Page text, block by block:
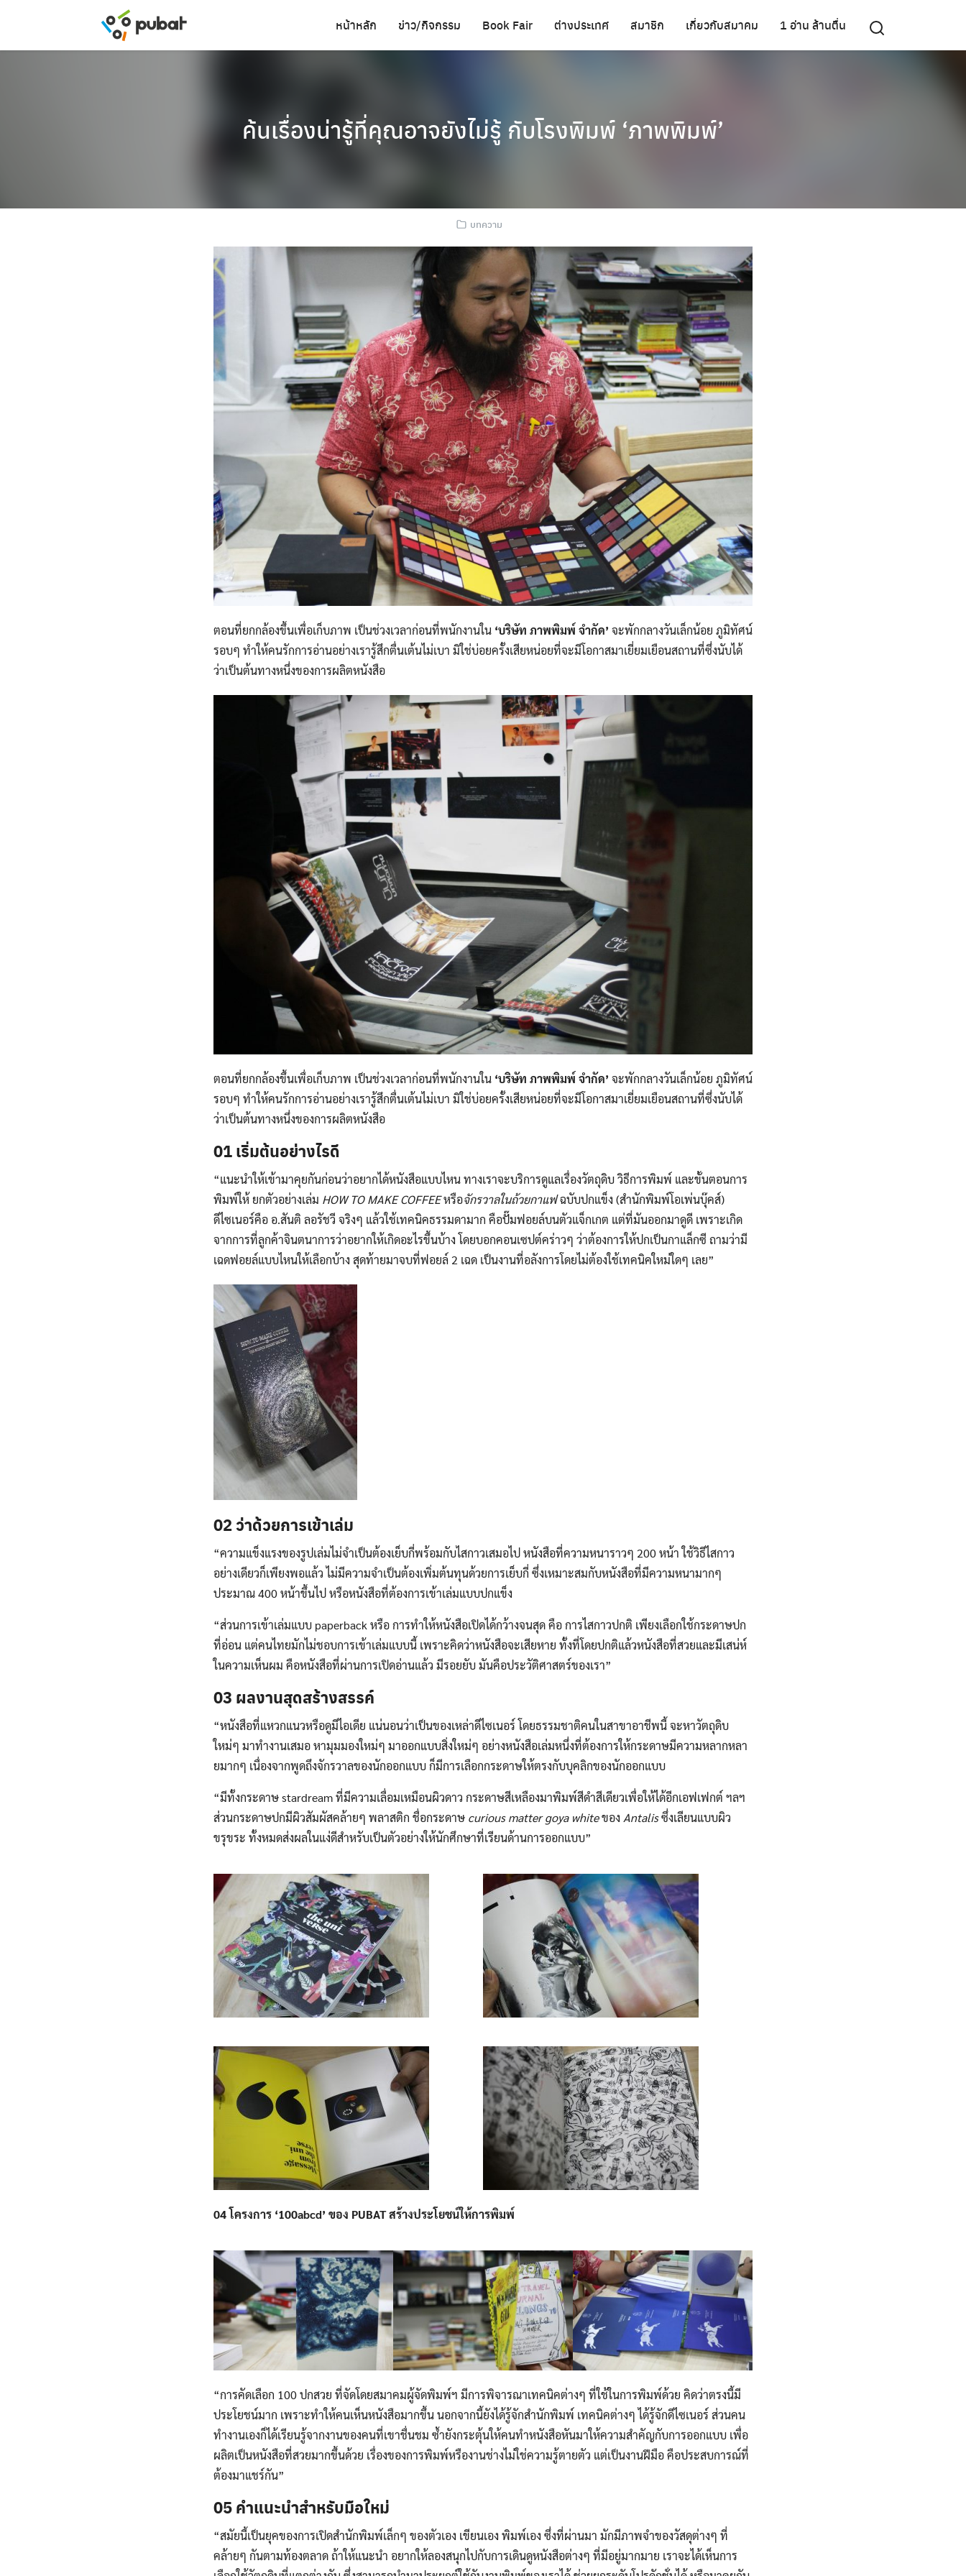
หน้าหลัก ข่าว/กิจกรรม Book Fair ต่างประเทศ สมาชิก เกี่ยวกับสมาคม 1 อ่าน ล้านตื่น
ค้นเรื่องน่ารู้ที่คุณอาจยังไม่รู้ กับโรงพิมพ์ ‘ภาพพิมพ์’
บทความ
ตอนที่ยกกล้องขึ้นเพื่อเก็บภาพ เป็นช่วงเวลาก่อนที่พนักงานใน ‘บริษัท ภาพพิมพ์ จำกัด’ จะพักกลางวันเล็กน้อย ภูมิทัศน์
รอบๆ ทำให้คนรักการอ่านอย่างเรารู้สึกตื่นเต้นไม่เบา มิใช่บ่อยครั้งเสียหน่อยที่จะมีโอกาสมาเยี่ยมเยือนสถานที่ซึ่งนับได้
ว่าเป็นต้นทางหนึ่งของการผลิตหนังสือ
ตอนที่ยกกล้องขึ้นเพื่อเก็บภาพ เป็นช่วงเวลาก่อนที่พนักงานใน ‘บริษัท ภาพพิมพ์ จำกัด’ จะพักกลางวันเล็กน้อย ภูมิทัศน์
รอบๆ ทำให้คนรักการอ่านอย่างเรารู้สึกตื่นเต้นไม่เบา มิใช่บ่อยครั้งเสียหน่อยที่จะมีโอกาสมาเยี่ยมเยือนสถานที่ซึ่งนับได้
ว่าเป็นต้นทางหนึ่งของการผลิตหนังสือ
01 เริ่มต้นอย่างไรดี
“แนะนำให้เข้ามาคุยกันก่อนว่าอยากได้หนังสือแบบไหน ทางเราจะบริการดูแลเรื่องวัตถุดิบ วิธีการพิมพ์ และขั้นตอนการ
พิมพ์ให้ ยกตัวอย่างเล่ม HOW TO MAKE COFFEEหรือจักรวาลในถ้วยกาแฟฉบับปกแข็ง (สำนักพิมพ์โอเพ่นบุ๊คส์)
ดีไซเนอร์คือ อ.สันติ ลอรัชวี จริงๆ แล้วใช้เทคนิคธรรมดามาก คือปั๊มฟอยล์บนตัวแจ็กเกต แต่ที่มันออกมาดูดี เพราะเกิด
จากการที่ลูกค้าจินตนาการว่าอยากให้เกิดอะไรขึ้นบ้าง โดยบอกคอนเซปต์คร่าวๆ ว่าต้องการให้ปกเป็นกาแล็กซี ถามว่ามี
เฉดฟอยล์แบบไหนให้เลือกบ้าง สุดท้ายมาจบที่ฟอยล์ 2 เฉด เป็นงานที่อลังการโดยไม่ต้องใช้เทคนิคใหม่ใดๆ เลย”
02 ว่าด้วยการเข้าเล่ม
“ความแข็งแรงของรูปเล่มไม่จำเป็นต้องเย็บกี่พร้อมกับไสกาวเสมอไป หนังสือที่ความหนาราวๆ 200 หน้า ใช้วิธีไสกาว
อย่างเดียวก็เพียงพอแล้ว ไม่มีความจำเป็นต้องเพิ่มต้นทุนด้วยการเย็บกี่ ซึ่งเหมาะสมกับหนังสือที่มีความหนามากๆ
ประมาณ 400 หน้าขึ้นไป หรือหนังสือที่ต้องการเข้าเล่มแบบปกแข็ง
“ส่วนการเข้าเล่มแบบ paperback หรือ การทำให้หนังสือเปิดได้กว้างจนสุด คือ การไสกาวปกติ เพียงเลือกใช้กระดาษปก
ที่อ่อน แต่คนไทยมักไม่ชอบการเข้าเล่มแบบนี้ เพราะคิดว่าหนังสือจะเสียหาย ทั้งที่โดยปกติแล้วหนังสือที่สวยและมีเสน่ห์
ในความเห็นผม คือหนังสือที่ผ่านการเปิดอ่านแล้ว มีรอยยับ มันคือประวัติศาสตร์ของเรา”
03 ผลงานสุดสร้างสรรค์
“หนังสือที่แหวกแนวหรือดูมีไอเดีย แน่นอนว่าเป็นของเหล่าดีไซเนอร์ โดยธรรมชาติคนในสาขาอาชีพนี้ จะหาวัตถุดิบ
ใหม่ๆ มาทำงานเสมอ หามุมมองใหม่ๆ มาออกแบบสิ่งใหม่ๆ อย่างหนังสือเล่มหนึ่งที่ต้องการให้กระดาษมีความหลากหลา
ยมากๆ เนื่องจากพูดถึงจักรวาลของนักออกแบบ ก็มีการเลือกกระดาษให้ตรงกับบุคลิกของนักออกแบบ
“มีทั้งกระดาษ stardream ที่มีความเลื่อมเหมือนผิวดาว กระดาษสีเหลืองมาพิมพ์สีดำสีเดียวเพื่อให้ได้อีกเอฟเฟกต์ ฯลฯ
ส่วนกระดาษปกมีผิวสัมผัสคล้ายๆ พลาสติก ชื่อกระดาษ curious matter goya whiteของ Antalisซึ่งเลียนแบบผิว
ขรุขระ ทั้งหมดส่งผลในแง่ดีสำหรับเป็นตัวอย่างให้นักศึกษาที่เรียนด้านการออกแบบ”
04 โครงการ ‘100abcd’ ของ PUBAT สร้างประโยชน์ให้การพิมพ์
“การคัดเลือก 100 ปกสวย ที่จัดโดยสมาคมผู้จัดพิมพ์ฯ มีการพิจารณาเทคนิคต่างๆ ที่ใช้ในการพิมพ์ด้วย คิดว่าตรงนี้มี
ประโยชน์มาก เพราะทำให้คนเห็นหนังสือมากขึ้น นอกจากนี้ยังได้รู้จักสำนักพิมพ์ เทคนิคต่างๆ ได้รู้จักดีไซเนอร์ ส่วนคน
ทำงานเองก็ได้เรียนรู้จากงานของคนที่เขาชื่นชม ซ้ำยังกระตุ้นให้คนทำหนังสือหันมาให้ความสำคัญกับการออกแบบ เพื่อ
ผลิตเป็นหนังสือที่สวยมากขึ้นด้วย เรื่องของการพิมพ์หรืองานช่างไม่ใช่ความรู้ตายตัว แต่เป็นงานฝีมือ คือประสบการณ์ที่
ต้องมาแชร์กัน”
05 คำแนะนำสำหรับมือใหม่
“สมัยนี้เป็นยุคของการเปิดสำนักพิมพ์เล็กๆ ของตัวเอง เขียนเอง พิมพ์เอง ซึ่งที่ผ่านมา มักมีภาพจำของวัสดุต่างๆ ที่
คล้ายๆ กันตามท้องตลาด ถ้าให้แนะนำ อยากให้ลองสนุกไปกับการเดินดูหนังสือต่างๆ ที่มีอยู่มากมาย เราจะได้เห็นการ